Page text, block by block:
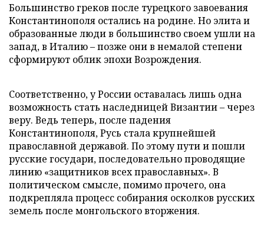
Большинство греков после турецкого завоевания
Константинополя остались на родине. Но элита и
образованные люди в большинство своем ушли на
запад, в Италию – позже они в немалой степени
сформируют облик эпохи Возрождения.
Соответственно, у России оставалась лишь одна
возможность стать наследницей Византии – через
веру. Ведь теперь, после падения
Константинополя, Русь стала крупнейшей
православной державой. По этому пути и пошли
русские государи, последовательно проводящие
линию «защитников всех православных». В
политическом смысле, помимо прочего, она
подкрепляла процесс собирания осколков русских
земель после монгольского вторжения.